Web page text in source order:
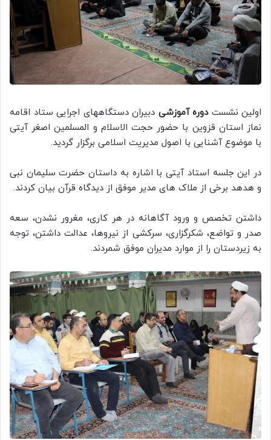
اولین نشست دوره آموزشی دبیران دستگاههای اجرایی ستاد اقامه
نماز استان قزوین با حضور حجت الاسلام و المسلمین اصغر آیتی
با موضوع آشنایی با اصول مدیریت اسلامی برگزار گردید.
در این جلسه استاد آیتی با اشاره به داستان حضرت سلیمان نبی
و هدهد برخی از ملاک های مدیر موفق از دیدگاه قرآن بیان کردند.
داشتن تخصص و ورود آگاهانه در هر کاری، مغرور نشدن، سعه
صدر و تواضع، شکرگزاری، سرکشی از نیروها، عدالت داشتن، توجه
به زیردستان را از موارد مدیران موفق شمردند.